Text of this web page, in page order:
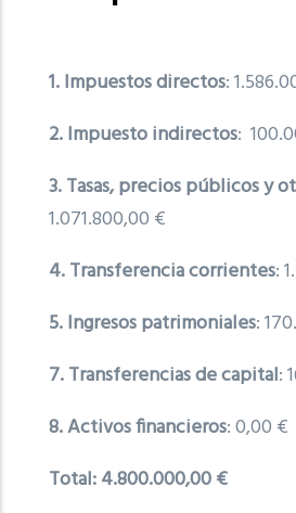
1. Impuestos directos:
2. Impuesto indirectos:
3. Tasas, precios públicos y
1.071.800,00 €
4. Transferencia corrientes:
5. Ingresos patrimoniales:
7. Transferencias de capital:
8. Activos financieros: 0,00 €
Total: 4.800.000,00 €